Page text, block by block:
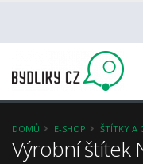
DOMŮ E-SHOP ŠTÍTKY A
Výrobní štítek